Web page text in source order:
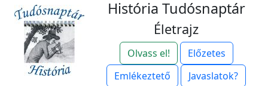
História Tudósnaptár
Életrajz
Olvass el!
Előzetes
Emlékeztető
Javaslatok?